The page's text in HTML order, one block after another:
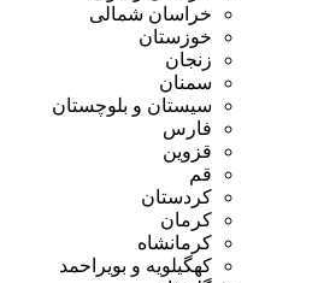
خراسان شمالی
خوزستان
زنجان
سمنان
سیستان و بلوچستان
فارس
قزوین
قم
کردستان
کرمان
کرمانشاه
کهگیلویه و بویراحمد